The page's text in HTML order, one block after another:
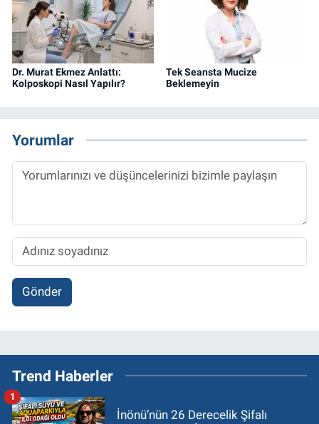
Dr. Murat Ekmez Anlattı:
Kolposkopi Nasıl Yapılır?
Tek Seansta Mucize
Beklemeyin
Yorumlar
Gönder
Trend Haberler
İnönü’nün 26 Derecelik Şifalı
1